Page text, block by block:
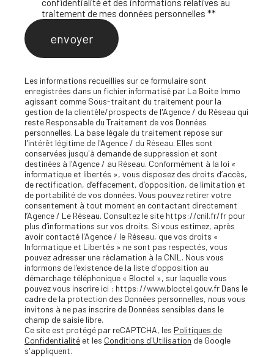
confidentialité et des informations relatives au
traitement de mes données personnelles **
envoyer
Les informations recueillies sur ce formulaire sont
enregistrées dans un fichier informatisé par La Boite Immo
agissant comme Sous-traitant du traitement pour la
gestion de la clientèle/prospects de l'Agence / du Réseau qui
reste Responsable du Traitement de vos Données
personnelles. La base légale du traitement repose sur
l'intérêt légitime de l'Agence / du Réseau. Elles sont
conservées jusqu'à demande de suppression et sont
destinées à l'Agence / au Réseau. Conformément à la loi «
informatique et libertés », vous disposez des droits d’accès,
de rectification, d’effacement, d’opposition, de limitation et
de portabilité de vos données. Vous pouvez retirer votre
consentement à tout moment en contactant directement
l’Agence / Le Réseau. Consultez le site https://cnil.fr/fr pour
plus d’informations sur vos droits. Si vous estimez, après
avoir contacté l'Agence / le Réseau, que vos droits «
Informatique et Libertés » ne sont pas respectés, vous
pouvez adresser une réclamation à la CNIL. Nous vous
informons de l’existence de la liste d'opposition au
démarchage téléphonique « Bloctel », sur laquelle vous
pouvez vous inscrire ici : https://www.bloctel.gouv.fr Dans le
cadre de la protection des Données personnelles, nous vous
invitons à ne pas inscrire de Données sensibles dans le
champ de saisie libre.
Ce site est protégé par reCAPTCHA, les Politiques de
Confidentialité et les Conditions d'Utilisation de Google
s'appliquent.